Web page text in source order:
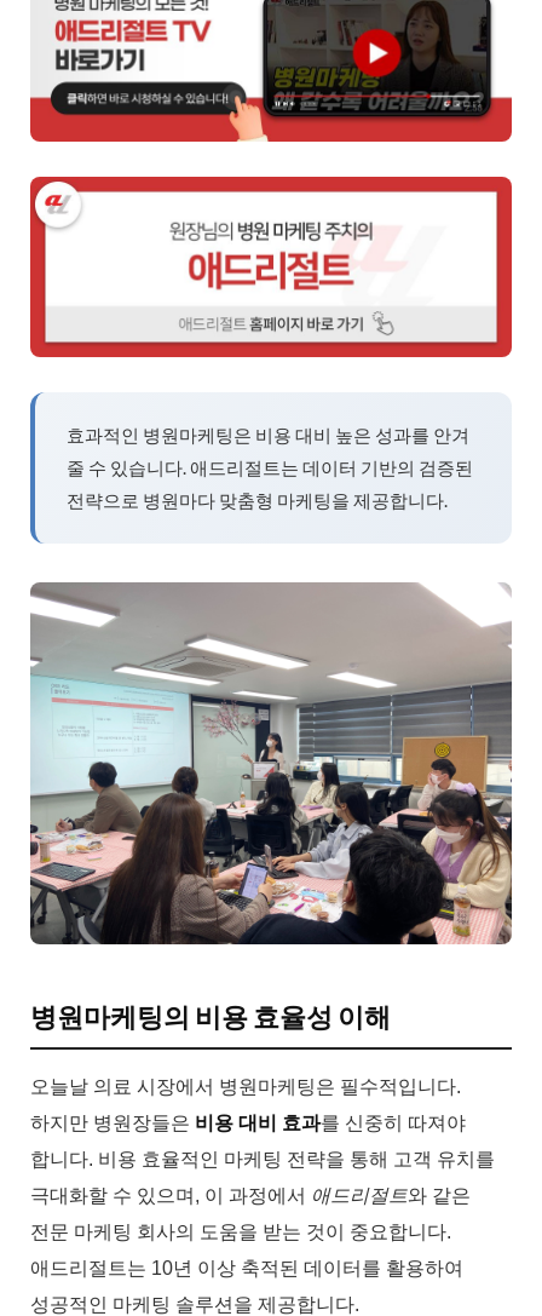
효과적인 병원마케팅은 비용 대비 높은 성과를 안겨
줄 수 있습니다. 애드리절트는 데이터 기반의 검증된
전략으로 병원마다 맞춤형 마케팅을 제공합니다.
병원마케팅의 비용 효율성 이해
오늘날 의료 시장에서 병원마케팅은 필수적입니다.
하지만 병원장들은 비용 대비 효과를 신중히 따져야
합니다. 비용 효율적인 마케팅 전략을 통해 고객 유치를
극대화할 수 있으며, 이 과정에서 애드리절트와 같은
전문 마케팅 회사의 도움을 받는 것이 중요합니다.
애드리절트는 10년 이상 축적된 데이터를 활용하여
성공적인 마케팅 솔루션을 제공합니다.